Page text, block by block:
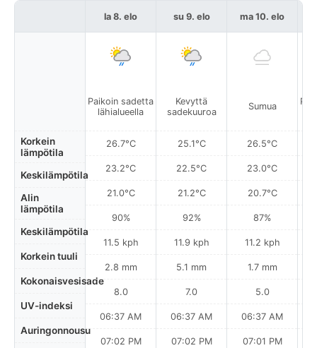
Korkein
lämpötila
Keskilämpötila
Alin
lämpötila
Keskilämpötila
Korkein tuuli
Kokonaisvesisade
UV-indeksi
Auringonnousu
la 8. elo
Paikoin sadetta
lähialueella
26.7°C
23.2°C
21.0°C
90%
11.5 kph
2.8 mm
8.0
06:37 AM
07:02 PM
su 9. elo
Kevyttä
sadekuuroa
25.1°C
22.5°C
21.2°C
92%
11.9 kph
5.1 mm
7.0
06:37 AM
07:02 PM
ma 10. elo
Sumua
26.5°C
23.0°C
20.7°C
87%
11.2 kph
1.7 mm
5.0
06:37 AM
07:01 PM